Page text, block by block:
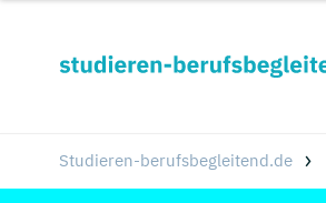
Studieren-berufsbegleitend.de